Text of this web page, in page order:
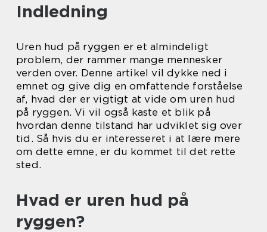
Indledning
Uren hud på ryggen er et almindeligt
problem, der rammer mange mennesker
verden over. Denne artikel vil dykke ned i
emnet og give dig en omfattende forståelse
af, hvad der er vigtigt at vide om uren hud
på ryggen. Vi vil også kaste et blik på
hvordan denne tilstand har udviklet sig over
tid. Så hvis du er interesseret i at lære mere
om dette emne, er du kommet til det rette
sted.
Hvad er uren hud på
ryggen?